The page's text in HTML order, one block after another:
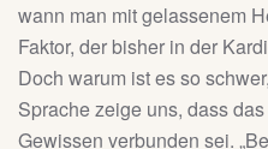
wann man mit gelassenem
Faktor, der bisher in der
Doch warum ist es so
Sprache zeige uns, dass
Gewissen verbunden sei.